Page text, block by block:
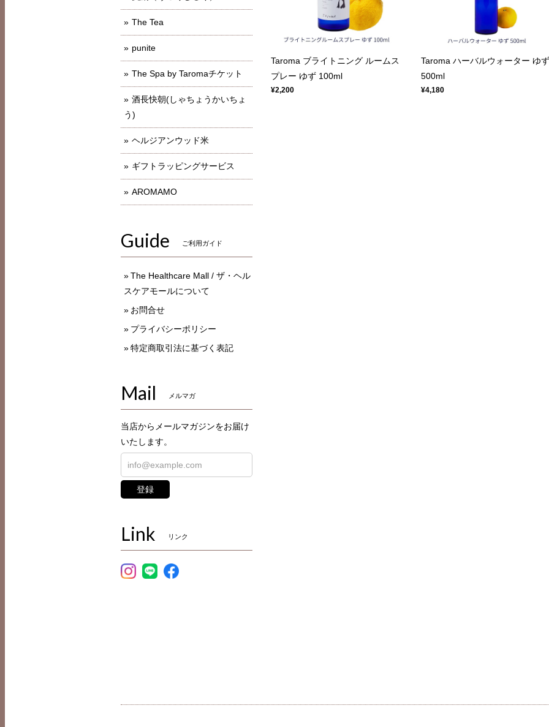
Taroma ブライトニング ルームス
プレー ゆず 100ml
¥2,200
Taroma ハーバルウォーター ゆず
500ml
¥4,180
The Tea
punite
The Spa by Taromaチケット
酒長快朝(しゃちょうかいちょ
う)
ヘルジアンウッド米
ギフトラッピングサービス
AROMAMO
Guide ご利用ガイド
The Healthcare Mall / ザ・ヘル
スケアモールについて
お問合せ
プライバシーポリシー
特定商取引法に基づく表記
Mail メルマガ
当店からメールマガジンをお届け
いたします。
登録
Link リンク